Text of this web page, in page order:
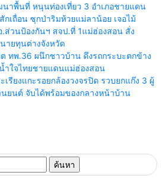
าพื้นที่ หนุนท่องเที่ยว 3 อำเภอชายแดน
กเถื่อน ซุกป่าริมห้วยแม่ลาน้อย เจอไม้
ส่วนป้องกันฯ สจป.ที่ 1แม่ฮ่องสอน สั่ง
ายทุนต่างจังหวัด
ทพ.36 ผนึกชาวบ้าน ดึงรถกระบะตกข้าง
ำใจไทยชายแดนแม่ฮ่องสอน
เรียงแกะรอยกล้องวงจรปิด รวบยกแก๊ง 3 ผู้
นยนต์ จับได้พร้อมของกลางหน้าบ้าน